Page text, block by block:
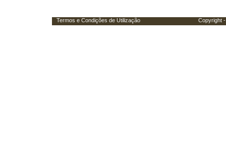
Termos e Condições de Utilização Copyright -